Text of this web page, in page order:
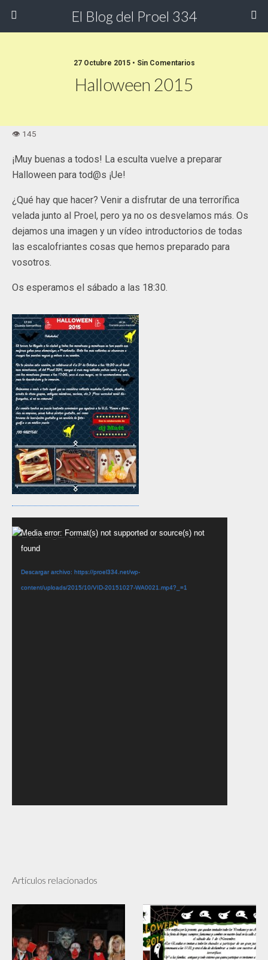
El Blog del Proel 334
27 Octubre 2015 • Sin Comentarios
Halloween 2015
¡Muy buenas a todos! La esculta vuelve a preparar
Halloween para tod@s ¡Ue!
¿Qué hay que hacer? Venir a disfrutar de una terrorífica
velada junto al Proel, pero ya no os desvelamos más. Os
dejamos una imagen y un vídeo introductorios de todas
las escalofriantes cosas que hemos preparado para
vosotros.
Os esperamos el sábado a las 18:30.
Reproductor
de
vídeo
Media error: Format(s) not supported or source(s) not
found
Descargar archivo: https://proel334.net/wp-
content/uploads/2015/10/VID-20151027-WA0021.mp4?_=1
Artículos relacionados